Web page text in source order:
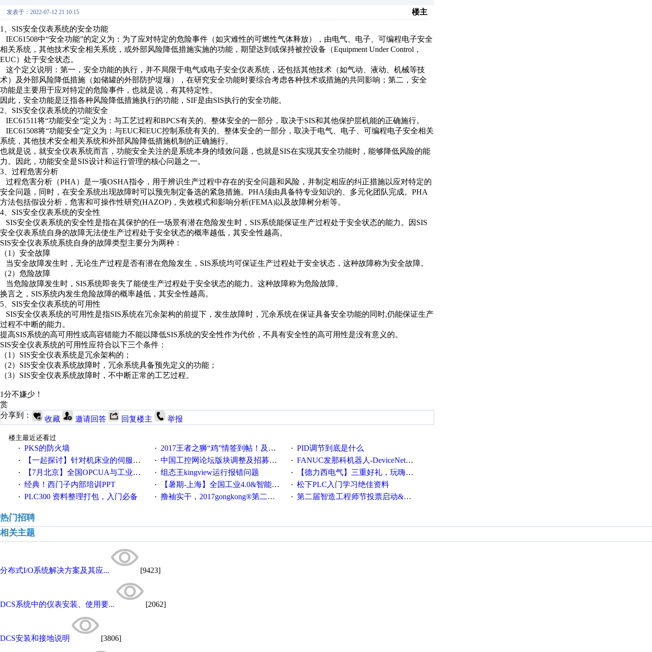
发表于：2022-07-12 21:10:15 楼主
1、SIS安全仪表系统的安全功能
IEC61508中“安全功能”的定义为：为了应对特定的危险事件（如灾难性的可燃性气体释放），由电气、电子、可编程电子安全
相关系统，其他技术安全相关系统，或外部风险降低措施实施的功能，期望达到或保持被控设备（Equipment Under Control，
EUC）处于安全状态。
这个定义说明：第一，安全功能的执行，并不局限于电气或电子安全仪表系统，还包括其他技术（如气动、液动、机械等技
术）及外部风险降低措施（如储罐的外部防护堤堰），在研究安全功能时要综合考虑各种技术或措施的共同影响；第二，安全
功能是主要用于应对特定的危险事件，也就是说，有其特定性。
因此，安全功能是泛指各种风险降低措施执行的功能，SIF是由SIS执行的安全功能。
2、SIS安全仪表系统的功能安全
IEC61511将“功能安全”定义为：与工艺过程和BPCS有关的、整体安全的一部分，取决于SIS和其他保护层机能的正确施行。
IEC61508将“功能安全”定义为：与EUC和EUC控制系统有关的、整体安全的一部分，取决于电气、电子、可编程电子安全相关
系统，其他技术安全相关系统和外部风险降低措施机制的正确施行。
也就是说，就安全仪表系统而言，功能安全关注的是系统本身的绩效问题，也就是SIS在实现其安全功能时，能够降低风险的能
力。因此，功能安全是SIS设计和运行管理的核心问题之一。
3、过程危害分析
过程危害分析（PHA）是一项OSHA指令，用于辨识生产过程中存在的安全问题和风险，并制定相应的纠正措施以应对特定的
安全问题，同时，在安全系统出现故障时可以预先制定备选的紧急措施。PHA须由具备特专业知识的、多元化团队完成。PHA
方法包括假设分析，危害和可操作性研究(HAZOP)，失效模式和影响分析(FEMA)以及故障树分析等。
4、SIS安全仪表系统的安全性
SIS安全仪表系统的安全性是指在其保护的任一场景有潜在危险发生时，SIS系统能保证生产过程处于安全状态的能力。因SIS
安全仪表系统自身的故障无法使生产过程处于安全状态的概率越低，其安全性越高。
SIS安全仪表系统系统自身的故障类型主要分为两种：
（1）安全故障
当安全故障发生时，无论生产过程是否有潜在危险发生，SIS系统均可保证生产过程处于安全状态，这种故障称为安全故障。
（2）危险故障
当危险故障发生时，SIS系统即丧失了能使生产过程处于安全状态的能力。这种故障称为危险故障。
换言之，SIS系统内发生危险故障的概率越低，其安全性越高。
5、SIS安全仪表系统的可用性
SIS安全仪表系统的可用性是指SIS系统在冗余架构的前提下，发生故障时，冗余系统在保证具备安全功能的同时,仍能保证生产
过程不中断的能力。
提高SIS系统的高可用性或高容错能力不能以降低SIS系统的安全性作为代价，不具有安全性的高可用性是没有意义的。
SIS安全仪表系统的可用性应符合以下三个条件：
（1）SIS安全仪表系统是冗余架构的；
（2）SIS安全仪表系统故障时，冗余系统具备预先定义的功能；
（3）SIS安全仪表系统故障时，不中断正常的工艺过程。
1分不嫌少！
赏
分享到：
收藏 邀请回答 回复楼主 举报
楼主最近还看过
· PKS的防火墙 · 2017王者之狮“鸡”情签到帖！及时更新在线研讨会预告 · PID调节到底是什么
· 【一起探讨】针对机床业的伺服系统发展，您的期望是什么？ · 中国工控网论坛版块调整及招募版主公告 · FANUC发那科机器人-DeviceNet通信使用手册(中文)
· 【7月北京】全国OPCUA与工业互联技术培训班通知！ · 组态王kingview运行报错问题 · 【德力西电气】三重好礼，玩嗨夏日！
· 经典！西门子内部培训PPT · 【暑期-上海】全国工业4.0&智能制造高级培训班通知！ · 松下PLC入门学习绝佳资料
· PLC300 资料整理打包，入门必备 · 撸袖实干，2017gongkong®第二届智造工程师节正式起航！ · 第二届智造工程师节投票启动&周周有礼！
热门招聘
相关主题
分布式I/O系统解决方案及其应... [9423]
DCS系统中的仪表安装、使用要... [2062]
DCS安装和接地说明 [3806]